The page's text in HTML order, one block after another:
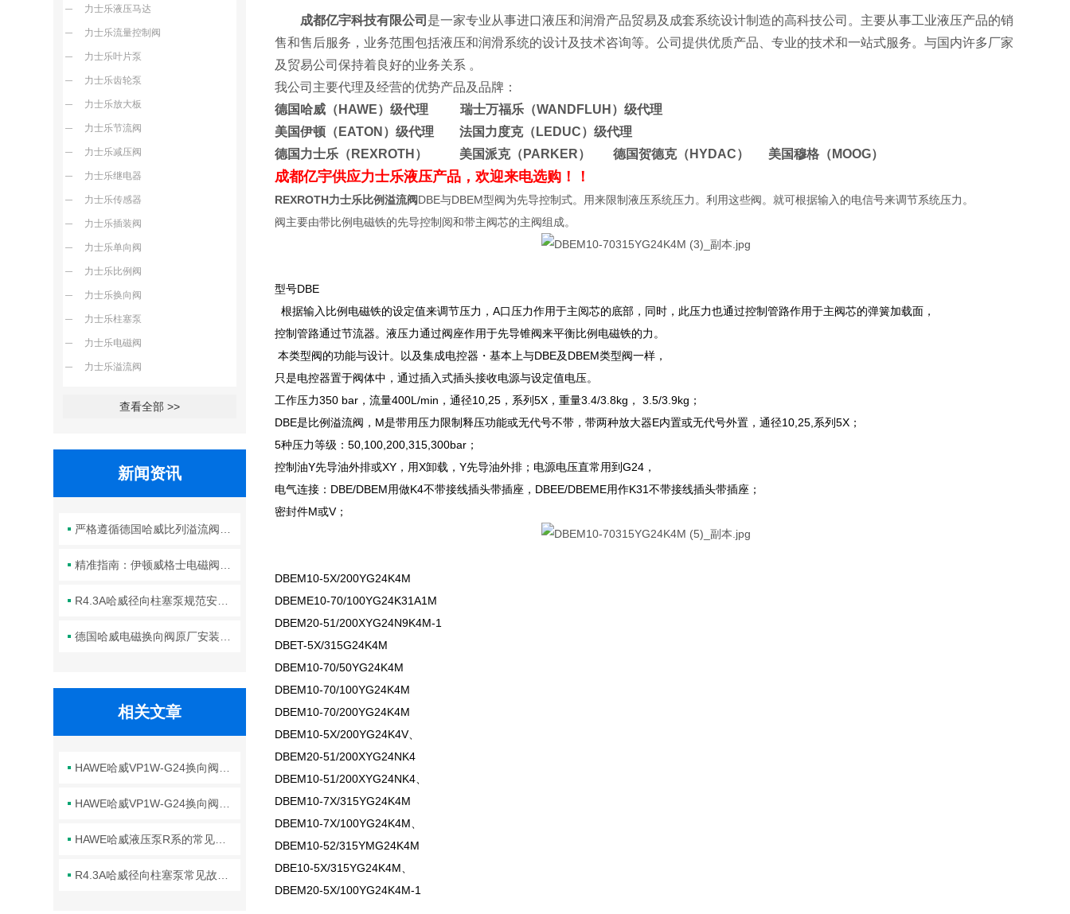
力士乐液压马达
力士乐流量控制阀
力士乐叶片泵
力士乐齿轮泵
力士乐放大板
力士乐节流阀
力士乐减压阀
力士乐继电器
力士乐传感器
力士乐插装阀
力士乐单向阀
力士乐比例阀
力士乐换向阀
力士乐柱塞泵
力士乐电磁阀
力士乐溢流阀
查看全部 >>
新闻资讯
相关文章
成都亿宇科技有限公司 是一家专业从事进口液压和润滑产品贸易及成套系统设计制造的高科技公司。主要从事工业液压产品的销
售和售后服务，业务范围包括液压和润滑系统的设计及技术咨询等。公司提供优质产品、专业的技术和一站式服务。与国内许多厂家
及贸易公司保持着良好的业务关系 。
我公司主要代理及经营的优势产品及品牌：
德国哈威（HAWE）级代理 瑞士万福乐（WANDFLUH）级代理
美国伊顿（EATON）级代理 法国力度克（LEDUC）级代理
德国力士乐（REXROTH） 美国派克（PARKER） 德国贺德克（HYDAC） 美国穆格（MOOG）
成都亿宇供应力士乐液压产品，欢迎来电选购！！
REXROTH力士乐比例溢流阀DBE与DBEM型阀为先导控制式。用来限制液压系统压力。利用这些阀。就可根据输入的电信号来调节系统压力。
阀主要由带比例电磁铁的先导控制阅和带主阀芯的主阀组成。
型号DBE
根据输入比例电磁铁的设定值来调节压力，A口压力作用于主阅芯的底部，同时，此压力也通过控制管路作用于主阀芯的弹簧加载面，
控制管路通过节流器。液压力通过阀座作用于先导锥阀来平衡比例电磁铁的力。
本类型阀的功能与设计。以及集成电控器・基本上与DBE及DBEM类型阀一样，
只是电控器置于阀体中，通过插入式插头接收电源与设定值电压。
工作压力350 bar，流量400L/min，通径10,25，系列5X，重量3.4/3.8kg， 3.5/3.9kg；
DBE是比例溢流阀，M是带用压力限制释压功能或无代号不带，带两种放大器E内置或无代号外置，通径10,25,系列5X；
5种压力等级：50,100,200,315,300bar；
控制油Y先导油外排或XY，用X卸载，Y先导油外排；电源电压直常用到G24，
电气连接：DBE/DBEM用做K4不带接线插头带插座，DBEE/DBEME用作K31不带接线插头带插座；
密封件M或V；
DBEM10-5X/200YG24K4M
DBEME10-70/100YG24K31A1M
DBEM20-51/200XYG24N9K4M-1
DBET-5X/315G24K4M
DBEM10-70/50YG24K4M
DBEM10-70/100YG24K4M
DBEM10-70/200YG24K4M
DBEM10-5X/200YG24K4V、
DBEM20-51/200XYG24NK4
DBEM10-51/200XYG24NK4、
DBEM10-7X/315YG24K4M
DBEM10-7X/100YG24K4M、
DBEM10-52/315YMG24K4M
DBE10-5X/315YG24K4M、
DBEM20-5X/100YG24K4M-1